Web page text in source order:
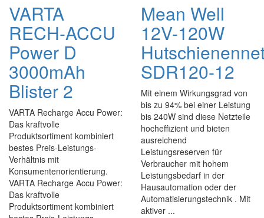
VARTA
RECH-ACCU
Power D
3000mAh
Blister 2
VARTA Recharge Accu Power:
Das kraftvolle
Produktsortiment kombiniert
bestes Preis-Leistungs-
Verhältnis mit
Konsumentenorientierung.
VARTA Recharge Accu Power:
Das kraftvolle
Produktsortiment kombiniert
Mean Well
12V-120W
SDR120-12
Mit einem Wirkungsgrad von
bis zu 94% bei einer Leistung
bis 240W sind diese Netzteile
hocheffizient und bieten
ausreichend
Leistungsreserven für
Verbraucher mit hohem
Leistungsbedarf in der
Hausautomation oder der
Automatisierungstechnik . Mit
aktiver ...